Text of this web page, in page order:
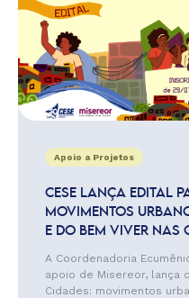
Apoio a Projetos
CESE LANÇA EDITAL
MOVIMENTOS
E DO BEM VIVER NAS
A Coordenadoria
apoio de Misereor, lança
Cidades: movimentos